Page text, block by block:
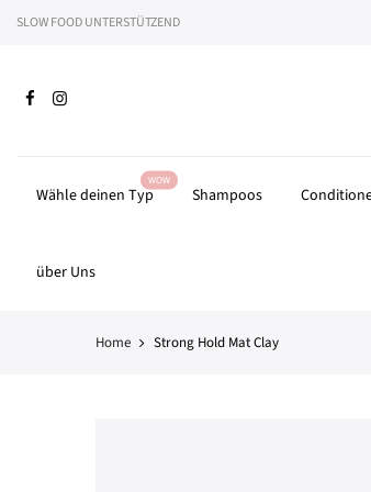
ZumSLOW FOOD UNTERSTÜTZEND
Wähle deinen Typ
WOW
Shampoos
über Uns
Home Strong Hold Mat Clay